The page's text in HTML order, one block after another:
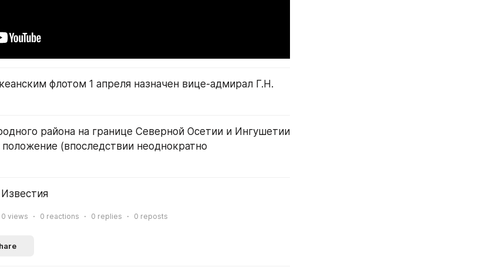
флотом 1 апреля назначен вице-адмирал Г.Н.
района на границе Северной Осетии и Ингушетии
(впоследствии неоднократно
0 views 0 reactions 0 replies 0 reposts